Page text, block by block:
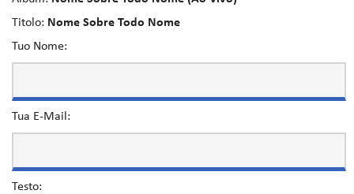
Titolo: Nome Sobre Todo Nome
Tuo Nome:
Tua E-Mail:
Testo: